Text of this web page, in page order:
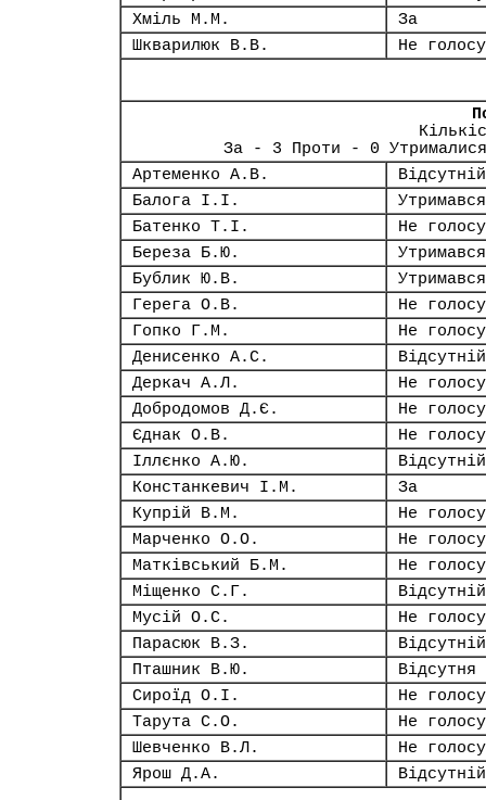
Хміль М.М.
За
Шкварилюк В.В.
Не
За - 3 Проти - 0
Артеменко А.В.
Відсутній
Балога І.І.
Утримався
Батенко Т.І.
Не
Береза Б.Ю.
Утримався
Бублик Ю.В.
Утримався
Герега О.В.
Не
Гопко Г.М.
Не
Денисенко А.С.
Відсутній
Деркач А.Л.
Не
Добродомов Д.Є.
Не
Єднак О.В.
Не
Іллєнко А.Ю.
Відсутній
Констанкевич І.М.
За
Купрій В.М.
Не
Марченко О.О.
Не
Матківський Б.М.
Не
Міщенко С.Г.
Відсутній
Мусій О.С.
Не
Парасюк В.З.
Відсутній
Пташник В.Ю.
Відсутня
Сироїд О.І.
Не
Тарута С.О.
Не
Шевченко В.Л.
Не
Ярош Д.А.
Відсутній